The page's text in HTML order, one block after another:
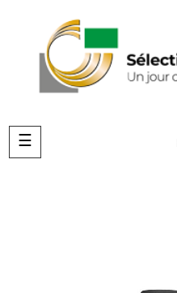
Basculer
la
☰